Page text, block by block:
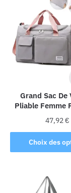
Grand Sac De
Pliable Femme
47,92€
Choix desCe